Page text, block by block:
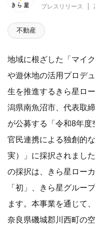
プレスリリース
不動産
地域に根ざした「マイ
や遊休地の活用プロデ
生を推進するきら星ロ
潟県南魚沼市、代表取
が公募する「令和8年度
官民連携による独創的
実）」に採択されまし
の採択は、きら星ロー
「初」、きら星グルー
ます。本事業を通じて
奈良県磯城郡川西町の